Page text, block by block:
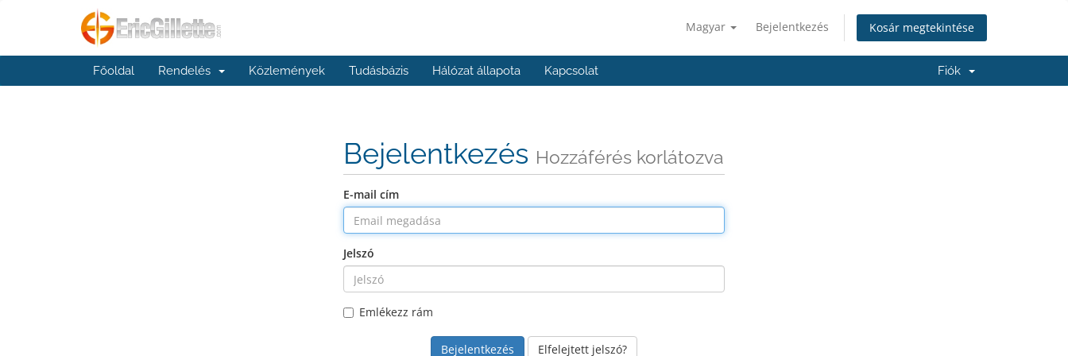
Magyar Bejelentkezés Kosár megtekintése
Főoldal Rendelés Közlemények Tudásbázis Hálózat állapota Kapcsolat Fiók
Bejelentkezés Hozzáférés korlátozva
E-mail cím
Jelszó
Emlékezz rám
Elfelejtett jelszó?